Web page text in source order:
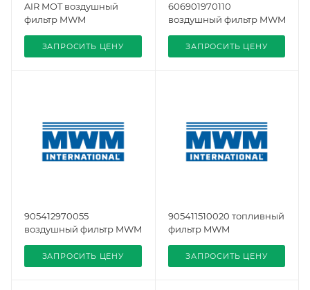
AIR MOT воздушный
фильтр MWM
ЗАПРОСИТЬ ЦЕНУ
606901970110
воздушный фильтр MWM
ЗАПРОСИТЬ ЦЕНУ
905412970055
воздушный фильтр MWM
ЗАПРОСИТЬ ЦЕНУ
905411510020 топливный
фильтр MWM
ЗАПРОСИТЬ ЦЕНУ